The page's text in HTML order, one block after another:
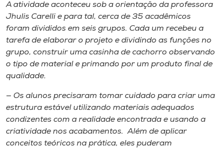
A-
A atividade aconteceu sob a orientação da professora
Jhulis Carelli e para tal, cerca de 35 acadêmicos
foram divididos em seis grupos. Cada um recebeu a
tarefa de elaborar o projeto e dividindo as funções no
grupo, construir uma casinha de cachorro observando
o tipo de material e primando por um produto final de
qualidade.
— Os alunos precisaram tomar cuidado para criar uma
estrutura estável utilizando materiais adequados
condizentes com a realidade encontrada e usando a
criatividade nos acabamentos. Além de aplicar
conceitos teóricos na prática, eles puderam